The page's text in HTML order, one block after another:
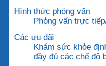
Hình thức phỏng vấn
Phỏng vấn trực
Các ưu đãi
Khám sức khỏe
đầy đủ các chế độ